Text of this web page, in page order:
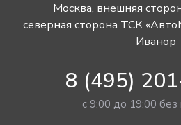
Москва, внешняя
северная сторона ТСК
Иванор
8 (495)
с 9:00 до 19:00